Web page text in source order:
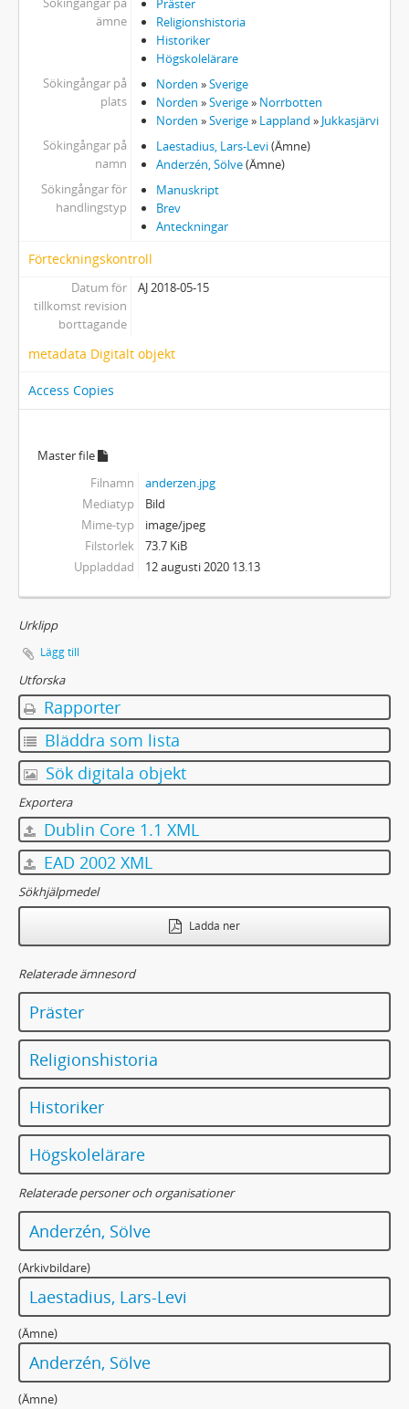
ämne
Präster
Religionshistoria
Historiker
Högskolelärare
Sökingångar på
plats
Norden »Sverige
Norden »Sverige» Norrbotten
Norden »Sverige» Lappland » Jukkasjärvi
Sökingångar på
namn
Laestadius, Lars-Levi(Ämne)
Anderzén, Sölve(Ämne)
Sökingångar för
handlingstyp
Manuskript
Brev
Anteckningar
Förteckningskontroll
Datum för
tillkomst revision
borttagande
AJ 2018-05-15
metadata Digitalt objekt
Access Copies
Master file
Filnamn
anderzen.jpg
Mediatyp
Bild
Mime-typ
image/jpeg
Filstorlek
73.7 KiB
Uppladdad
12 augusti 2020 13.13
Urklipp
Lägg till
Utforska
Rapporter
Bläddra som lista
Sök digitala objekt
Exportera
Dublin Core 1.1 XML
EAD 2002 XML
Sökhjälpmedel
Ladda ner
Relaterade ämnesord
Präster
Religionshistoria
Historiker
Högskolelärare
Relaterade personer och organisationer
Anderzén, Sölve
(Arkivbildare)
Laestadius, Lars-Levi
(Ämne)
Anderzén, Sölve
(Ämne)